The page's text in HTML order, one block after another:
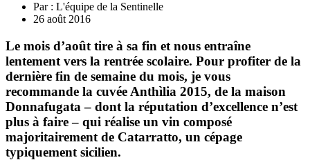
Par : L'équipe de la Sentinelle
26 août 2016
Le mois d’août tire à sa fin et nous entraîne
lentement vers la rentrée scolaire. Pour profiter de la
dernière fin de semaine du mois, je vous
recommande la cuvée Anthìlia 2015, de la maison
Donnafugata – dont la réputation d’excellence n’est
plus à faire – qui réalise un vin composé
majoritairement de Catarratto, un cépage
typiquement sicilien.